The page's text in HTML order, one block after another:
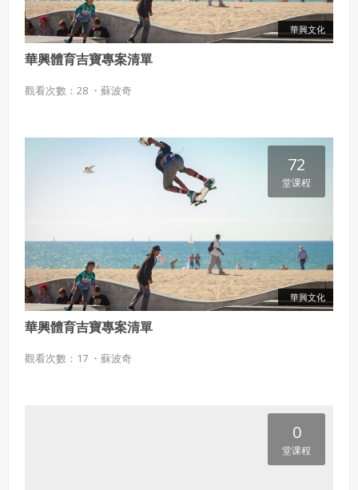
華興文化
華興體育吉寶專案清單
觀看次數：28 ・ 蘇波奇
華興文化
72
堂课程
華興體育吉寶專案清單
觀看次數：17 ・ 蘇波奇
0
堂课程